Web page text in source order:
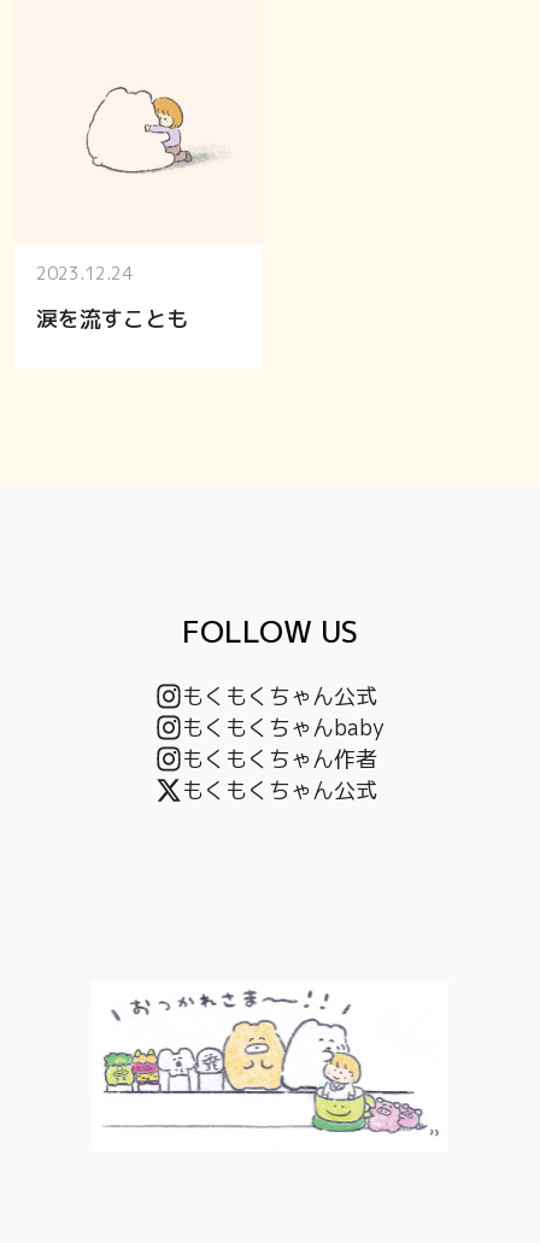
2023.12.24
涙を流すことも
FOLLOW US
もくもくちゃん公式
もくもくちゃんbaby
もくもくちゃん作者
もくもくちゃん公式